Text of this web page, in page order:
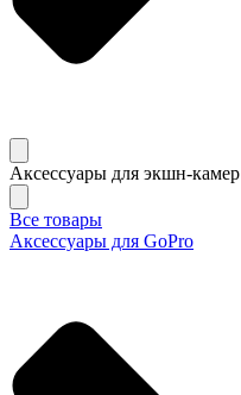
Аксессуары для экшн-камер
Все товары
Аксессуары для GoPro